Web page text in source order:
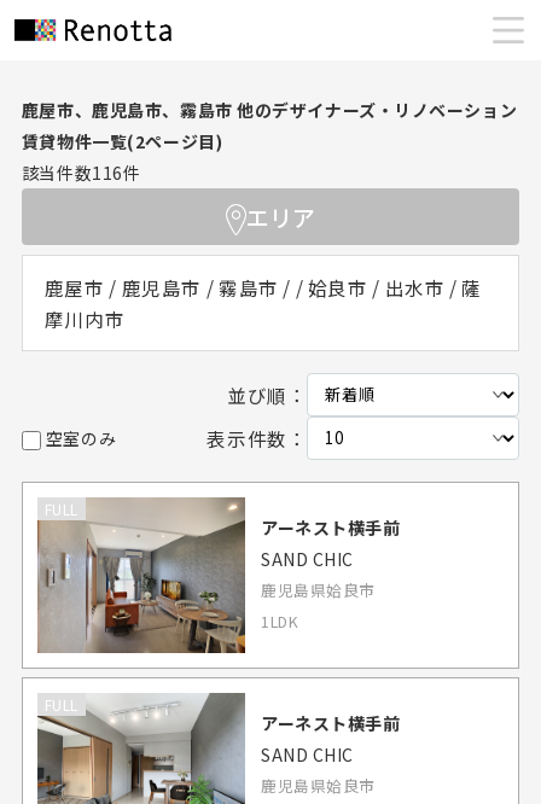
鹿屋市、鹿児島市、霧島市 他のデザイナーズ・リノベーション
賃貸物件一覧(2ページ目)
該当件数116件
エリア
鹿屋市 / 鹿児島市 / 霧島市 / / 姶良市 / 出水市 / 薩
摩川内市
並び順：
空室のみ 表示件数：
FULL
アーネスト横手前
SAND CHIC
鹿児島県姶良市
1LDK
FULL
アーネスト横手前
SAND CHIC
鹿児島県姶良市